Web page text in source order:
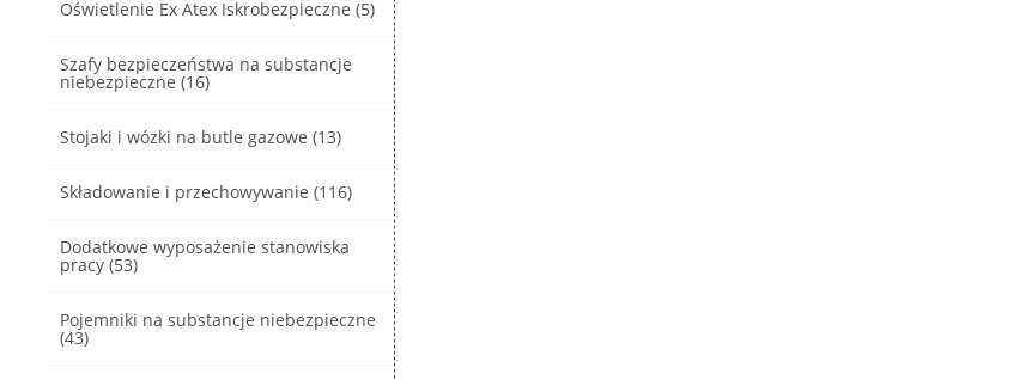
Oświetlenie Ex Atex Iskrobezpieczne (5)
Szafy bezpieczeństwa na substancje
niebezpieczne (16)
Stojaki i wózki na butle gazowe (13)
Składowanie i przechowywanie (116)
Dodatkowe wyposażenie stanowiska
pracy (53)
Pojemniki na substancje niebezpieczne
(43)